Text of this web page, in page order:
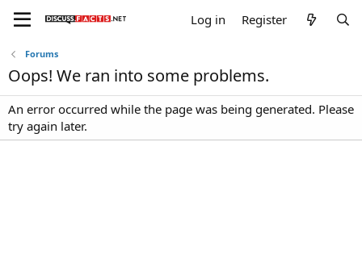
Log in Register
Forums
Oops! We ran into some problems.
An error occurred while the page was being generated. Please
try again later.